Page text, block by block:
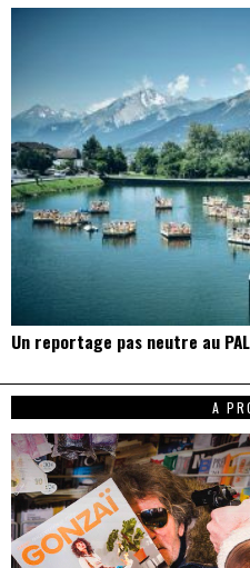
Un reportage pas neutre au
A